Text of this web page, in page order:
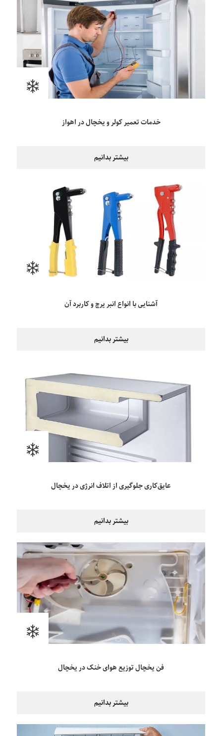
خدمات تعمیر کولر و یخچال در اهواز
بیشتر بدانیم
آشنایی با انواع انبر پرچ و کاربرد آن
بیشتر بدانیم
عایق‌کاری جلوگیری از اتلاف انرژی در یخچال
بیشتر بدانیم
فن یخچال توزیع هوای خنک در یخچال
بیشتر بدانیم